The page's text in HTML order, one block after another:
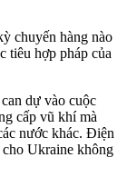
chuyến hàng nào
tiêu hợp pháp của
dự vào cuộc
cấp vũ khí mà
nước khác. Điện
Ukraine không